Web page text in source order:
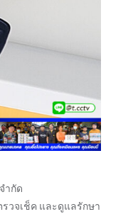
ำกัด
วจเช็ค และดูแลรักษา